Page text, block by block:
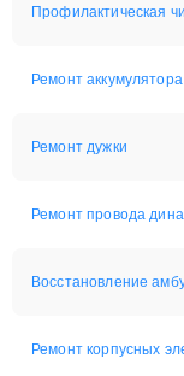
Профилактическая
Ремонт аккумулятора
Ремонт дужки
Ремонт провода
Восстановление
Ремонт корпусных